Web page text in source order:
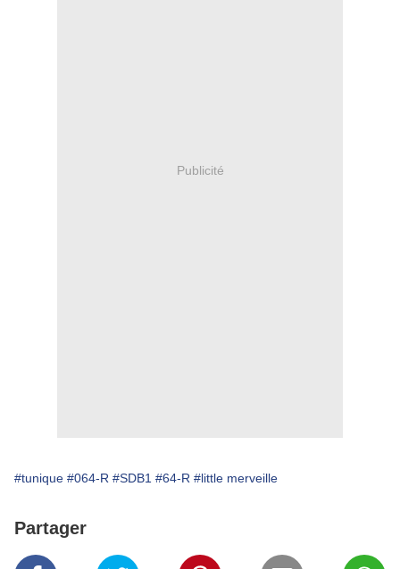
Publicité
#tunique #064-R #SDB1 #64-R #little merveille
Partager